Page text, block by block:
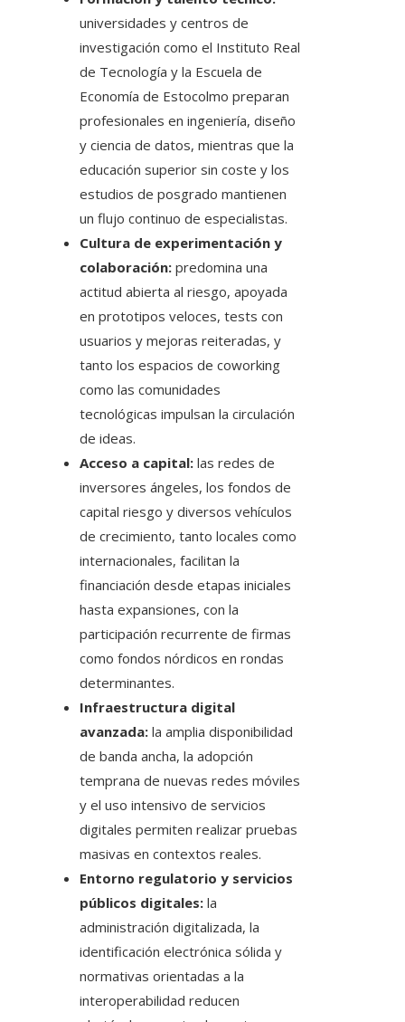
universidades y centros de
investigación como el Instituto Real
de Tecnología y la Escuela de
Economía de Estocolmo preparan
profesionales en ingeniería, diseño
y ciencia de datos, mientras que la
educación superior sin coste y los
estudios de posgrado mantienen
un flujo continuo de especialistas.
Cultura de experimentación y
colaboración: predomina una
actitud abierta al riesgo, apoyada
en prototipos veloces, tests con
usuarios y mejoras reiteradas, y
tanto los espacios de coworking
como las comunidades
tecnológicas impulsan la circulación
de ideas.
Acceso a capital: las redes de
inversores ángeles, los fondos de
capital riesgo y diversos vehículos
de crecimiento, tanto locales como
internacionales, facilitan la
financiación desde etapas iniciales
hasta expansiones, con la
participación recurrente de firmas
como fondos nórdicos en rondas
determinantes.
Infraestructura digital
avanzada: la amplia disponibilidad
de banda ancha, la adopción
temprana de nuevas redes móviles
y el uso intensivo de servicios
digitales permiten realizar pruebas
masivas en contextos reales.
Entorno regulatorio y servicios
públicos digitales: la
administración digitalizada, la
identificación electrónica sólida y
normativas orientadas a la
interoperabilidad reducen